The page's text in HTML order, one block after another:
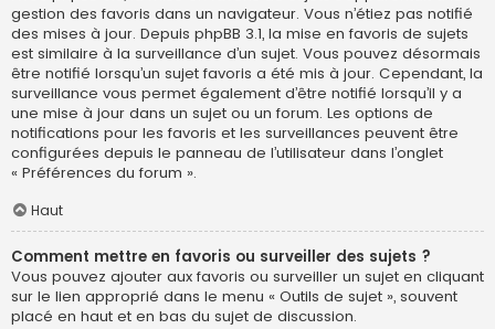
gestion des favoris dans un navigateur. Vous n’étiez pas notifié
des mises à jour. Depuis phpBB 3.1, la mise en favoris de sujets
est similaire à la surveillance d’un sujet. Vous pouvez désormais
être notifié lorsqu’un sujet favoris a été mis à jour. Cependant, la
surveillance vous permet également d’être notifié lorsqu’il y a
une mise à jour dans un sujet ou un forum. Les options de
notifications pour les favoris et les surveillances peuvent être
configurées depuis le panneau de l’utilisateur dans l’onglet
« Préférences du forum ».
Haut
Comment mettre en favoris ou surveiller des sujets ?
Vous pouvez ajouter aux favoris ou surveiller un sujet en cliquant
sur le lien approprié dans le menu « Outils de sujet », souvent
placé en haut et en bas du sujet de discussion.